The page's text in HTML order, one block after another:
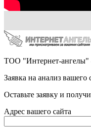
ТОО "Интернет-ангелы"
Заявка на анализ вашего
Оставьте заявку и
Адрес вашего сайта